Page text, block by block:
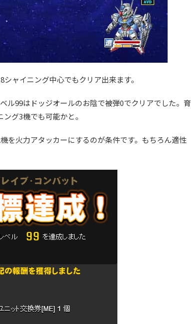
ャイニング中心でもクリア出来ます。
ル99はドッジオールのお陰で被弾0でクリアでした。育
グ3機でも可能かと。
を火力アタッカーにするのが条件です。もちろん適性